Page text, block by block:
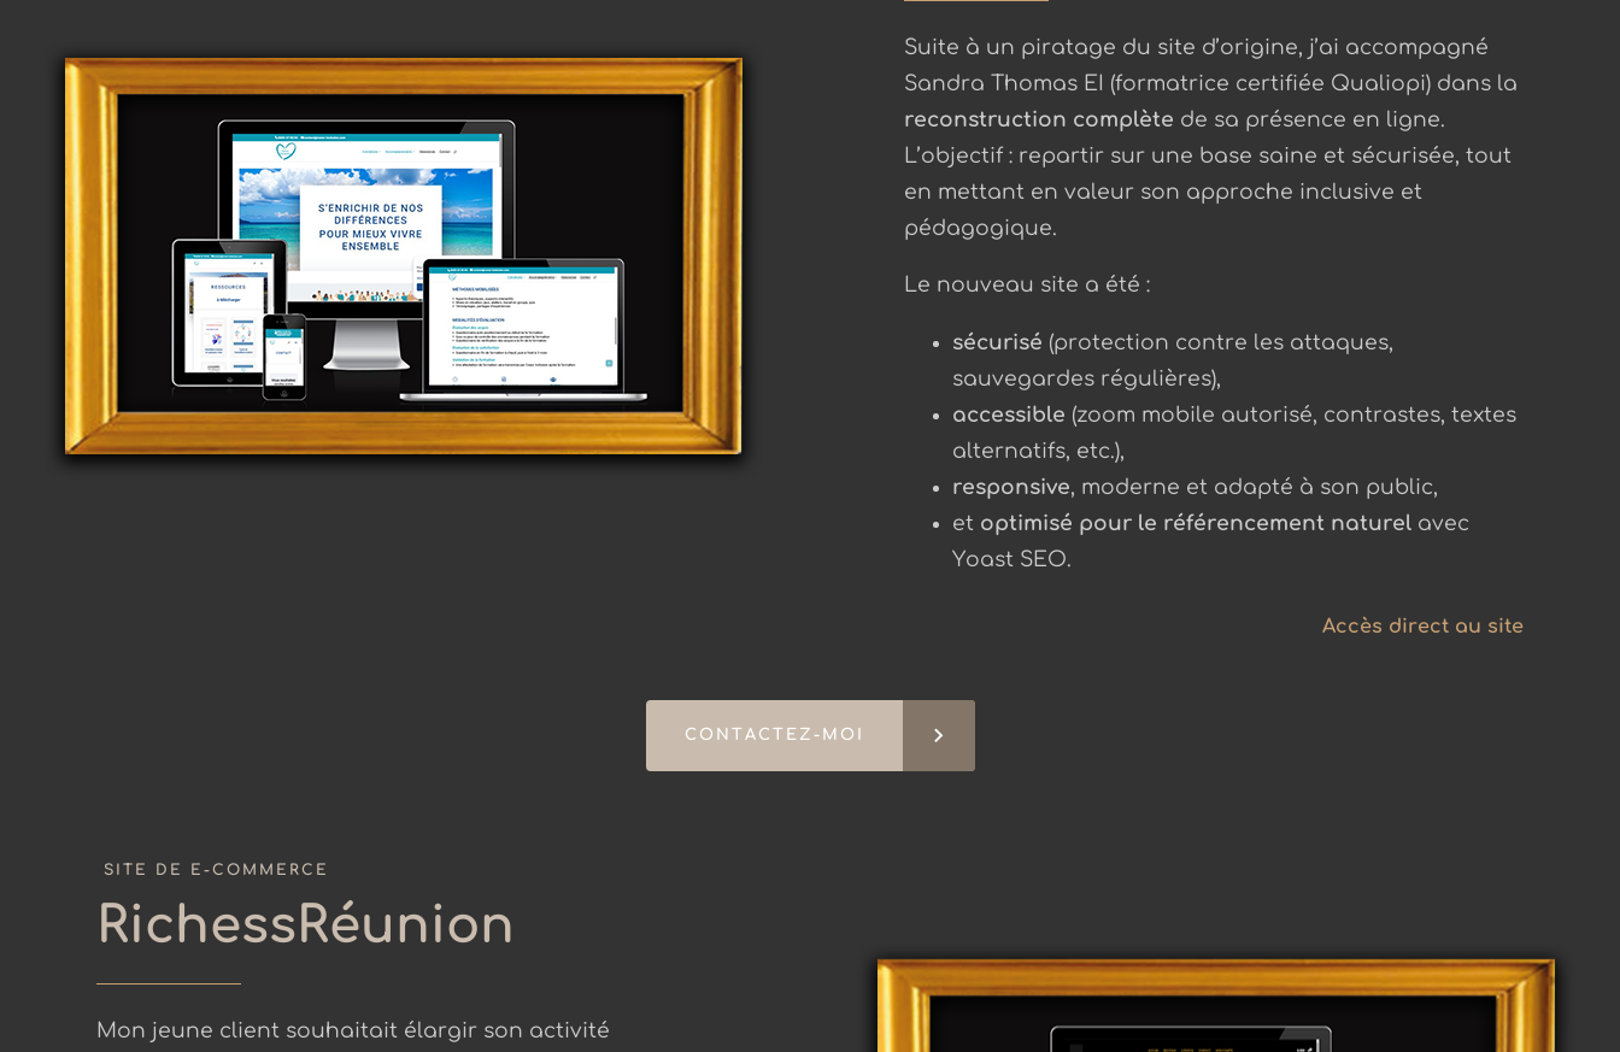
Suite à un piratage du site d’origine, j’ai accompagné
Sandra Thomas EI (formatrice certifiée Qualiopi) dans la
reconstruction complète de sa présence en ligne.
L’objectif : repartir sur une base saine et sécurisée, tout
en mettant en valeur son approche inclusive et
pédagogique.
Le nouveau site a été :
sécurisé (protection contre les attaques,
sauvegardes régulières),
accessible (zoom mobile autorisé, contrastes, textes
alternatifs, etc.),
responsive, moderne et adapté à son public,
et optimisé pour le référencement naturelavec
Yoast SEO.
Accès direct au site
CONTACTEZ-MOI keyboard_arrow_right
SITE DE E-COMMERCE
RichessRéunion
Mon jeune client souhaitait élargir son activité